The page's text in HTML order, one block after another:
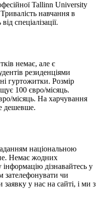
Tallinn University
навчання в
спеціалізації.
немає, але є
резиденціями
гуртожитки. Розмір
100 євро/місяць.
місяць. На харчування
дешевше.
національною
Немає жодних
дізнавайтесь у
зателефонувати чи
у нас на сайті, і ми з